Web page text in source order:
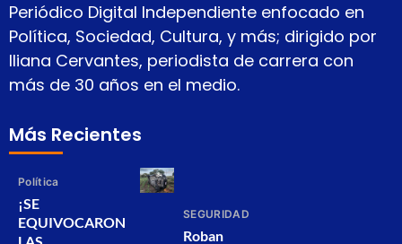
Periódico Digital Independiente enfocado en
Política, Sociedad, Cultura, y más; dirigido por
Iliana Cervantes, periodista de carrera con
más de 30 años en el medio.
Más Recientes
Política
¡SE
EQUIVOCARON
LAS
SEGURIDAD
Roban